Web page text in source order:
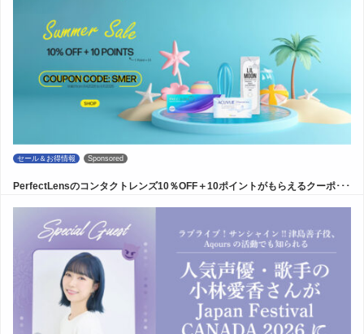
セール＆お得情報 Sponsored
PerfectLensのコンタクトレンズ10％OFF＋10ポイントがもらえるクーポ･･･